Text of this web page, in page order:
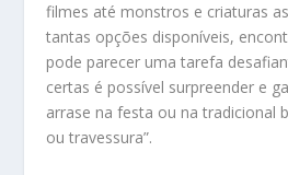
filmes até monstros e criaturas
tantas opções disponíveis,
pode parecer uma tarefa
certas é possível surpreender e
arrase na festa ou na tradicional
ou travessura”.